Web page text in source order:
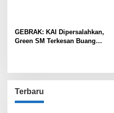
GEBRAK: KAI Dipersalahkan,
Green SM Terkesan Buang
Terbaru